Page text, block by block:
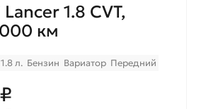
1.8 CVТ,
км
1.8 л. Бензин Вариатор Передний